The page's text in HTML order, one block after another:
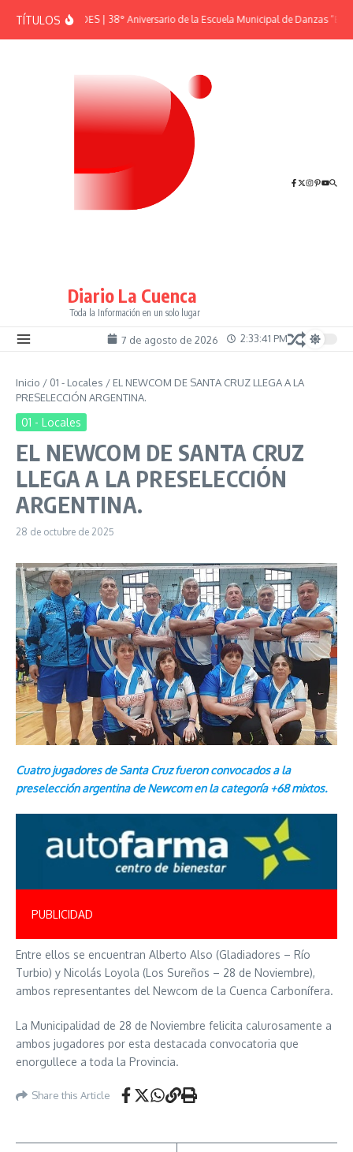
TÍTULOSEFEMÉRIDES | 38° Aniversario de la Escuela Municipal de Danzas “El
Diario La Cuenca
Toda la Información en un solo lugar
7 de agosto de 2026 2:33:41 PM
Inicio / 01 - Locales / EL NEWCOM DE SANTA CRUZ LLEGA A LA
PRESELECCIÓN ARGENTINA.
01 - Locales
EL NEWCOM DE SANTA CRUZ
LLEGA A LA PRESELECCIÓN
ARGENTINA.
28 de octubre de 2025
Cuatro jugadores de Santa Cruz fueron convocados a la
preselección argentina de Newcom en la categoría +68 mixtos.
PUBLICIDAD
Entre ellos se encuentran Alberto Also (Gladiadores – Río
Turbio) y Nicolás Loyola (Los Sureños – 28 de Noviembre),
ambos representantes del Newcom de la Cuenca Carbonífera.
La Municipalidad de 28 de Noviembre felicita calurosamente a
ambos jugadores por esta destacada convocatoria que
enorgullece a toda la Provincia.
Share this Article